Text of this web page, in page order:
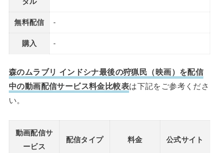
無料配信 -
購入 -
森のムラブリ インドシナ最後の狩猟民（映画）を配信
中の動画配信サービス料金比較表は下記をご参考くださ
い。
動画配信サ
ービス
配信タイプ 料金 公式サイト